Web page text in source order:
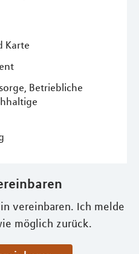
Karte
Betriebliche
vereinbaren. Ich melde
möglich zurück.